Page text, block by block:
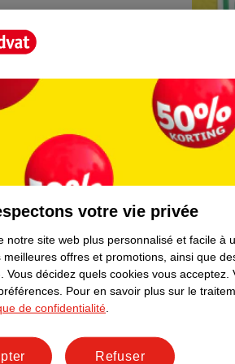
Plus besoin de rester
votre vie privée
notre site web plus personnalisé et facile à
meilleures offres et promotions, ainsi que
Vous décidez quels cookies vous acceptez.
Pour en savoir plus sur le
de confidentialité
Refuser